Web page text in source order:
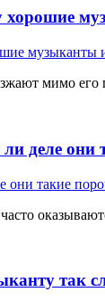
хорошие
мимо
деле они
так